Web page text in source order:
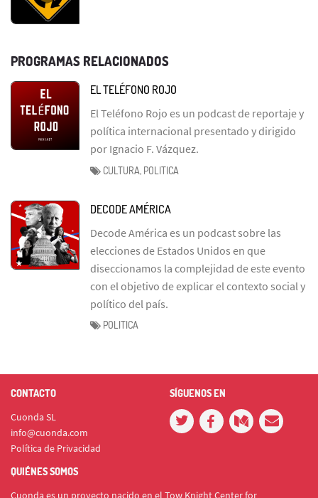
PROGRAMAS RELACIONADOS
EL TELÉFONO ROJO
El Teléfono Rojo es un podcast de reportaje y
política internacional presentado y dirigido
por Ignacio F. Vázquez.
CULTURA, POLITICA
DECODE AMÉRICA
Decode América es un podcast sobre las
elecciones de Estados Unidos en que
diseccionamos la complejidad de este evento
con el objetivo de explicar el contexto social y
político del país.
POLITICA
CONTACTO
Cuonda SL
info@cuonda.com
Política de Privacidad
SÍGUENOS EN
QUIÉNES SOMOS
Cuonda es un proyecto nacido en el Tow Knight Center for